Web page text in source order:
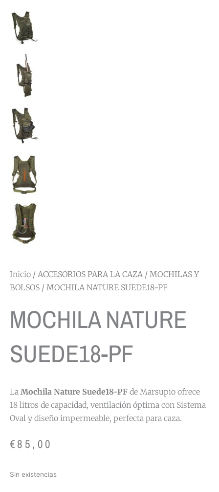
Inicio / ACCESORIOS PARA LA CAZA / MOCHILAS Y
BOLSOS / MOCHILA NATURE SUEDE18-PF
MOCHILA NATURE
SUEDE18-PF
La Mochila Nature Suede18-PF de Marsupio ofrece
18 litros de capacidad, ventilación óptima con Sistema
Oval y diseño impermeable, perfecta para caza.
€85,00
Sin existencias